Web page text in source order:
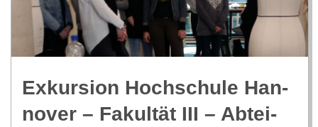
R
E
Exkur­sion Hoch­schule Han­
no­ver – Fakul­tät III – Abtei­